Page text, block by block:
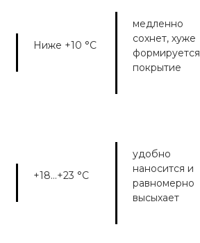
Ниже +10 °C
медленно
сохнет, хуже
формируется
покрытие
+18…+23 °C
удобно
наносится и
равномерно
высыхает